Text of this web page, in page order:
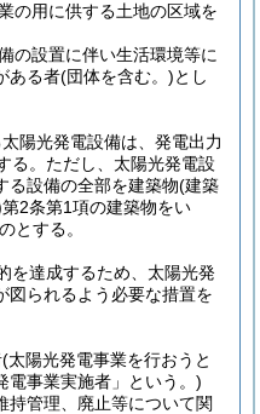
の用に供する土地の区域を
設置に伴い生活環境等に
ある者(団体を含む。)とし
陽光発電設備は、発電出力
る。 ただし、太陽光発電設
る設備の全部を建築物(建築
第2条第1項の建築物をい
とする。
を達成するため、太陽光発
図られるよう必要な措置を
(太陽光発電事業を行おうと
電事業実施者」という。)
持管理、廃止等について関